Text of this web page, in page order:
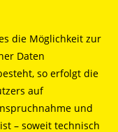
die Möglichkeit zur
Daten
so erfolgt die
auf
und
– soweit technisch